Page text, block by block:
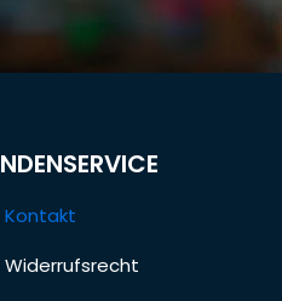
Kontakt
Widerrufsrecht